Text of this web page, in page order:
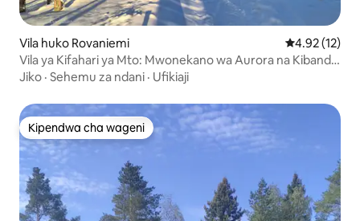
Vila huko Rovaniemi Ukadiriaji wa
4.92 (12)
Vila ya Kifahari ya Mto: Mwonekano wa Aurora na Kibanda
cha BBQ
Jiko · Sehemu za ndani · Ufikiaji
Kipendwa cha wageni
Kipendwa cha wageni